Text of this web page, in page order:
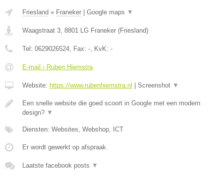
Friesland » Franeker Google maps ▼
Waagstraat 3, 8801 LG Franeker (Friesland)
Tel: 0629026524, Fax: -, KvK: -
E-mail › Ruben Hiemstra
Website: https://www.rubenhiemstra.nl Screenshot ▼
Een snelle website die goed scoort in Google met een modern
design? ▼
Diensten: Websites, Webshop, ICT
Er wordt gewerkt op afspraak.
Laatste facebook posts ▼